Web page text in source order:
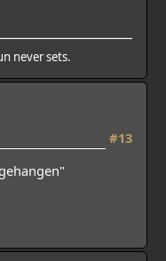
never sets.
#13